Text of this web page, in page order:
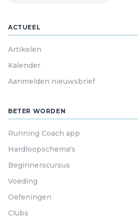
ACTUEEL
Artikelen
Kalender
Aanmelden nieuwsbrief
BETER WORDEN
Running Coach app
Hardloopschema's
Beginnerscursus
Voeding
Oefeningen
Clubs